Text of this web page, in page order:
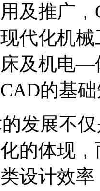
及推广
代化机
及机电—
的基
展不仅
的体现
设计效